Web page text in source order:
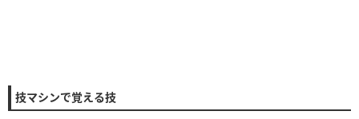
技マシンで覚える技